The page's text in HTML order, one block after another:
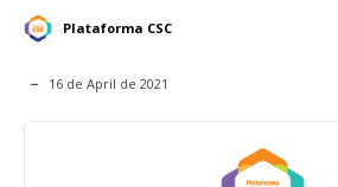
Plataforma CSC
16 de April de 2021